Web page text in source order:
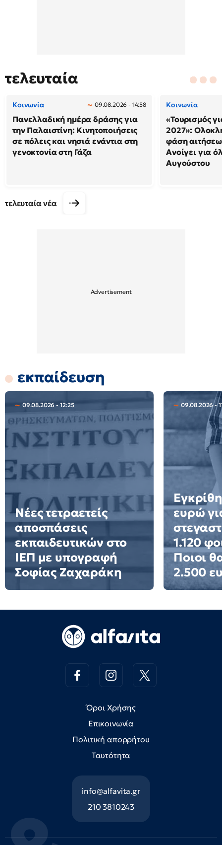
τελευταία
Κοινωνία 09.08.2026 - 14:58
Πανελλαδική ημέρα δράσης για
την Παλαιστίνη: Κινητοποιήσεις
σε πόλεις και νησιά ενάντια στη
γενοκτονία στη Γάζα
Κοινωνία
«Τουρισμός
2027»:
φάση
Ανοίγει για
Αυγούστου
τελευταία νέα
εκπαίδευση
09.08.2026 - 12:25
Νέες τετραετείς
αποσπάσεις
εκπαιδευτικών στο
ΙΕΠ με υπογραφή
Σοφίας Ζαχαράκη
09.08.2026 -
ευρώ
1.120
Ποιοι
2.500
Όροι Χρήσης
Επικοινωνία
Πολιτική απορρήτου
Ταυτότητα
info@alfavita.gr
210 3810243